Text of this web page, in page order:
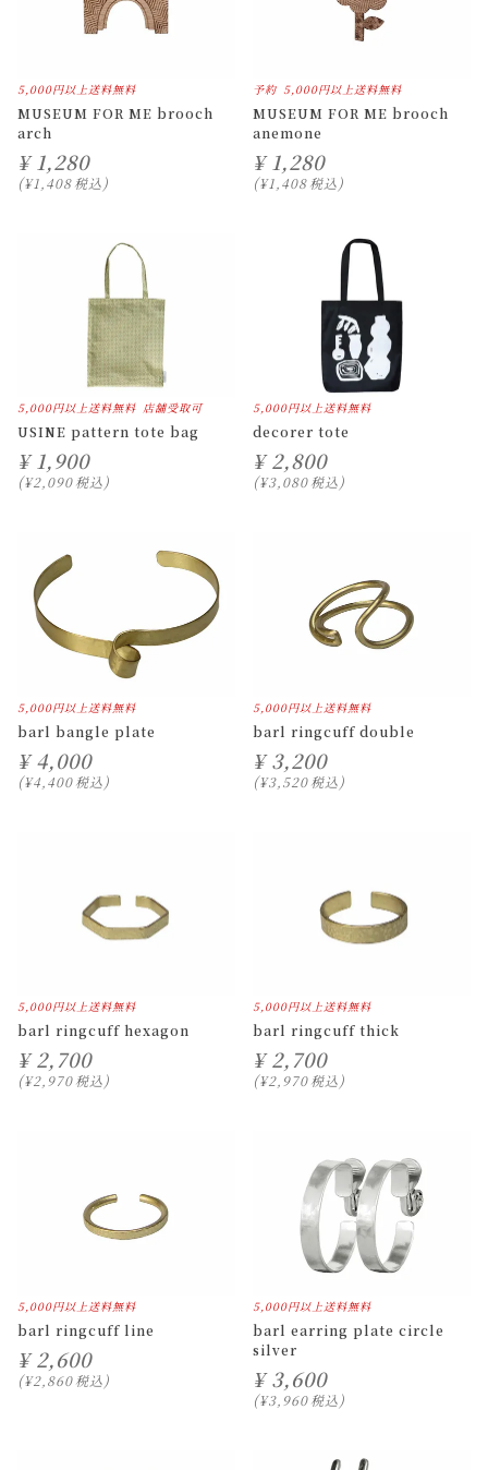
5,000円以上送料無料
MUSEUM FOR ME brooch
arch
¥ 1,280
¥1,408税込
予約 5,000円以上送料無料
MUSEUM FOR ME brooch
anemone
¥ 1,280
¥1,408税込
5,000円以上送料無料 店舗受取可
USINE pattern tote bag
¥ 1,900
¥2,090税込
5,000円以上送料無料
decorer tote
¥ 2,800
¥3,080税込
5,000円以上送料無料
barl bangle plate
¥ 4,000
¥4,400税込
5,000円以上送料無料
barl ringcuff double
¥ 3,200
¥3,520税込
5,000円以上送料無料
barl ringcuff hexagon
¥ 2,700
¥2,970税込
5,000円以上送料無料
barl ringcuff thick
¥ 2,700
¥2,970税込
5,000円以上送料無料
barl ringcuff line
¥ 2,600
¥2,860税込
5,000円以上送料無料
barl earring plate circle
silver
¥ 3,600
¥3,960税込